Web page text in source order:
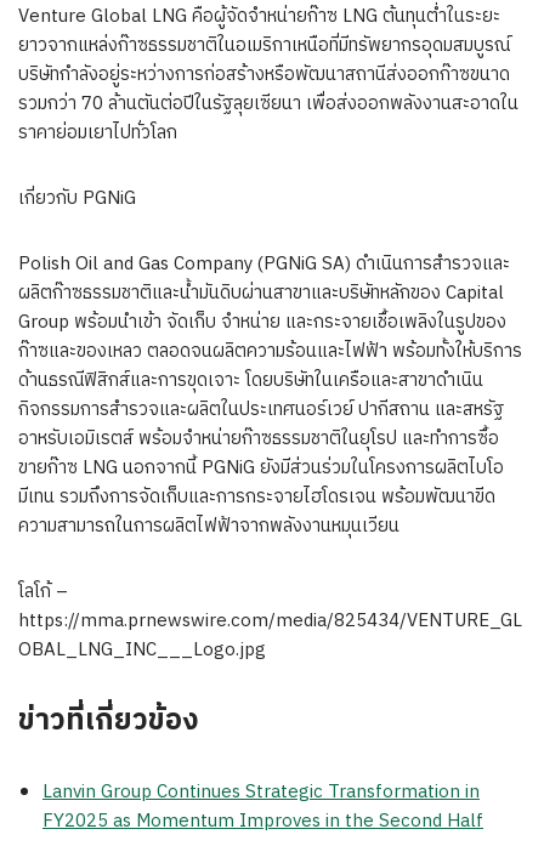
Venture Global LNG คือผู้จัดจำหน่ายก๊าซ LNG ต้นทุนต่ำในระยะ
ยาวจากแหล่งก๊าซธรรมชาติในอเมริกาเหนือที่มีทรัพยากรอุดมสมบูรณ์
บริษัทกำลังอยู่ระหว่างการก่อสร้างหรือพัฒนาสถานีส่งออกก๊าซขนาด
รวมกว่า 70 ล้านตันต่อปีในรัฐลุยเซียนา เพื่อส่งออกพลังงานสะอาดใน
ราคาย่อมเยาไปทั่วโลก
เกี่ยวกับ PGNiG
Polish Oil and Gas Company (PGNiG SA) ดำเนินการสำรวจและ
ผลิตก๊าซธรรมชาติและน้ำมันดิบผ่านสาขาและบริษัทหลักของ Capital
Group พร้อมนำเข้า จัดเก็บ จำหน่าย และกระจายเชื้อเพลิงในรูปของ
ก๊าซและของเหลว ตลอดจนผลิตความร้อนและไฟฟ้า พร้อมทั้งให้บริการ
ด้านธรณีฟิสิกส์และการขุดเจาะ โดยบริษัทในเครือและสาขาดำเนิน
กิจกรรมการสำรวจและผลิตในประเทศนอร์เวย์ ปากีสถาน และสหรัฐ
อาหรับเอมิเรตส์ พร้อมจำหน่ายก๊าซธรรมชาติในยุโรป และทำการซื้อ
ขายก๊าซ LNG นอกจากนี้ PGNiG ยังมีส่วนร่วมในโครงการผลิตไบโอ
มีเทน รวมถึงการจัดเก็บและการกระจายไฮโดรเจน พร้อมพัฒนาขีด
ความสามารถในการผลิตไฟฟ้าจากพลังงานหมุนเวียน
โลโก้ –
https://mma.prnewswire.com/media/825434/VENTURE_GL
OBAL_LNG_INC___Logo.jpg
ข่าวที่เกี่ยวข้อง
Lanvin Group Continues Strategic Transformation in
FY2025 as Momentum Improves in the Second Half